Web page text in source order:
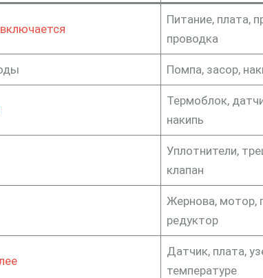
Питание, плата,
проводка
Помпа, засор,
Термоблок,
накипь
Уплотнители,
клапан
Жернова, мотор,
редуктор
Датчик, плата,
температуре